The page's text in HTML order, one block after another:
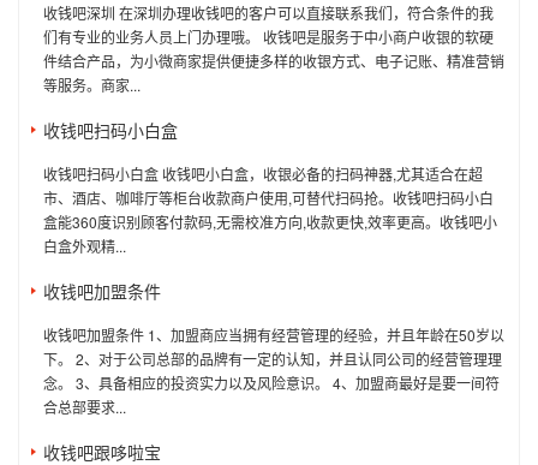
收钱吧深圳 在深圳办理收钱吧的客户可以直接联系我们，符合条件的我
们有专业的业务人员上门办理哦。 收钱吧是服务于中小商户收银的软硬
件结合产品，为小微商家提供便捷多样的收银方式、电子记账、精准营销
等服务。商家...
收钱吧扫码小白盒
收钱吧扫码小白盒 收钱吧小白盒，收银必备的扫码神器,尤其适合在超
市、酒店、咖啡厅等柜台收款商户使用,可替代扫码抢。收钱吧扫码小白
盒能360度识别顾客付款码,无需校准方向,收款更快,效率更高。收钱吧小
白盒外观精...
收钱吧加盟条件
收钱吧加盟条件 1、加盟商应当拥有经营管理的经验，并且年龄在50岁以
下。 2、对于公司总部的品牌有一定的认知，并且认同公司的经营管理理
念。 3、具备相应的投资实力以及风险意识。 4、加盟商最好是要一间符
合总部要求...
收钱吧跟哆啦宝